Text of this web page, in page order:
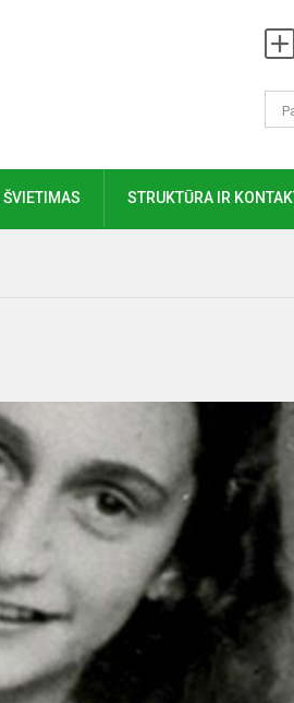
ŠVIETIMAS STRUKTŪRA IR